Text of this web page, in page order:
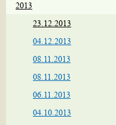
2013
23.12.2013
04.12.2013
08.11.2013
08.11.2013
06.11.2013
04.10.2013